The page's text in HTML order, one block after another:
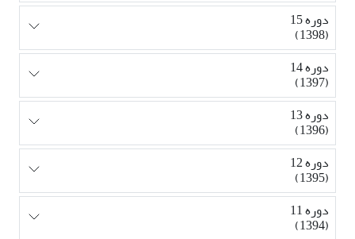
دوره 15
(1398)
دوره 14
(1397)
دوره 13
(1396)
دوره 12
(1395)
دوره 11
(1394)